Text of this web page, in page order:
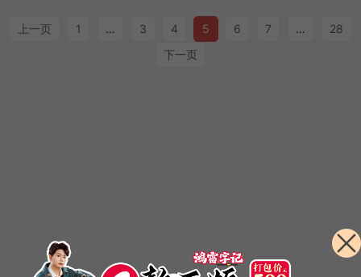
上一页 1 … 3 4 5 6 7 …
28
下一页